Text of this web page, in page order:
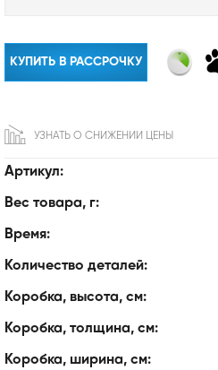
Артикул:
Вес товара, г:
Время:
Количество деталей:
Коробка, высота, см:
Коробка, толщина, см:
Коробка, ширина, см:
КУПИТЬ В РАССРОЧКУ
УЗНАТЬ О СНИЖЕНИИ ЦЕНЫ